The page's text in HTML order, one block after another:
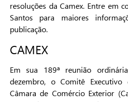
resoluções da Camex. Entre em
Santos para maiores
publicação.
CAMEX
Em sua 189ª reunião
dezembro, o Comitê Executivo
Câmara de Comércio Exterior